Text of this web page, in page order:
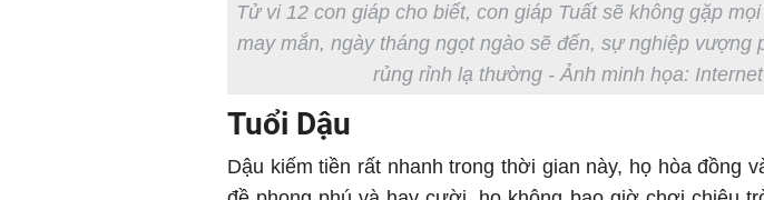
Tử vi 12 con giáp cho biết, con giáp Tuất sẽ không gặp
may mắn, ngày tháng ngọt ngào sẽ đến, sự nghiệp vượng
rủng rỉnh lạ thường - Ảnh minh họa: Internet
Tuổi Dậu
Dậu kiếm tiền rất nhanh trong thời gian này, họ hòa đồng